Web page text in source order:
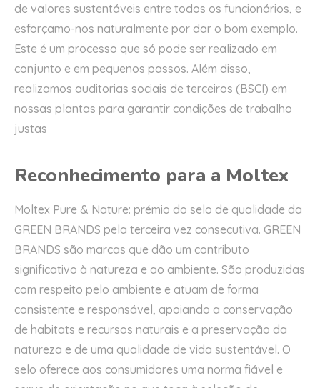
de valores sustentáveis entre todos os funcionários, e
esforçamo-nos naturalmente por dar o bom exemplo.
Este é um processo que só pode ser realizado em
conjunto e em pequenos passos. Além disso,
realizamos auditorias sociais de terceiros (BSCI) em
nossas plantas para garantir condições de trabalho
justas
Reconhecimento para a Moltex
Moltex Pure & Nature: prémio do selo de qualidade da
GREEN BRANDS pela terceira vez consecutiva. GREEN
BRANDS são marcas que dão um contributo
significativo à natureza e ao ambiente. São produzidas
com respeito pelo ambiente e atuam de forma
consistente e responsável, apoiando a conservação
de habitats e recursos naturais e a preservação da
natureza e de uma qualidade de vida sustentável. O
selo oferece aos consumidores uma norma fiável e